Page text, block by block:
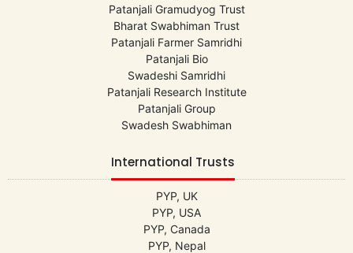
Patanjali Gramudyog Trust
Bharat Swabhiman Trust
Patanjali Farmer Samridhi
Patanjali Bio
Swadeshi Samridhi
Patanjali Research Institute
Patanjali Group
Swadesh Swabhiman
International Trusts
PYP, UK
PYP, USA
PYP, Canada
PYP, Nepal